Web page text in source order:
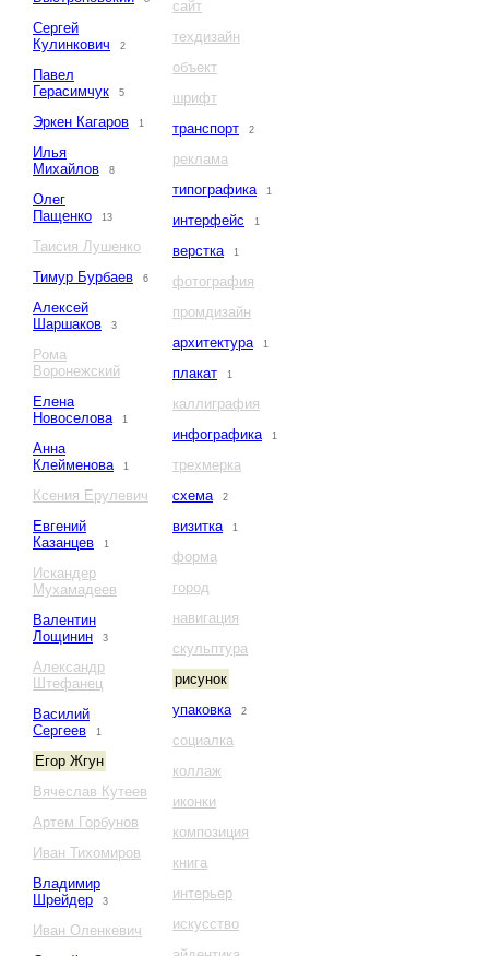
Сергей
Кулинкович
2
Павел
Герасимчук
5
Эркен Кагаров 1
Илья
Михайлов
8
Олег
Пащенко
13
Таисия Лушенко
Тимур Бурбаев
6
Алексей
Шаршаков
3
Рома
Воронежский
Елена
Новоселова
1
Анна
Клейменова
1
Ксения Ерулевич
Евгений
Казанцев
1
Искандер
Мухамадеев
Валентин
Лощинин
3
Александр
Штефанец
Василий
Сергеев
1
Егор Жгун
Вячеслав Кутеев
Артем Горбунов
Иван Тихомиров
Владимир
Шрейдер
3
Иван Оленкевич
сайт
техдизайн
объект
шрифт
транспорт
2
реклама
типографика
1
интерфейс 1
верстка 1
фотография
промдизайн
архитектура
1
плакат 1
каллиграфия
инфографика
1
трехмерка
схема
2
визитка 1
форма
город
навигация
скульптура
рисунок
упаковка
2
социалка
коллаж
иконки
композиция
книга
интерьер
искусство